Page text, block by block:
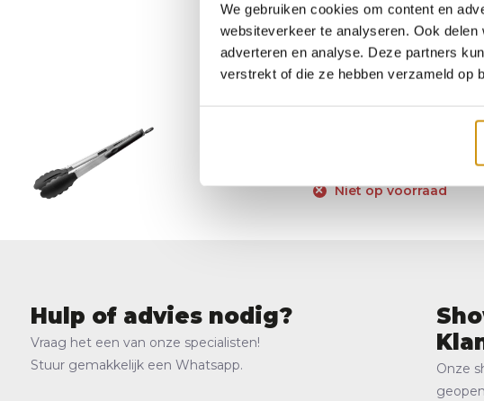
We gebruiken cookies om content en
websiteverkeer te analyseren. Ook
adverteren en analyse. Deze partners
verstrekt of die ze hebben verzameld op
Enders
Niet op voorraad
Hulp of advies nodig?
Vraag het een van onze specialisten!
Stuur gemakkelijk een Whatsapp.
Onze